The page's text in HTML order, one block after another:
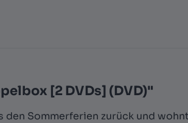
[2 DVDs] (DVD)"
den Sommerferien zurück und